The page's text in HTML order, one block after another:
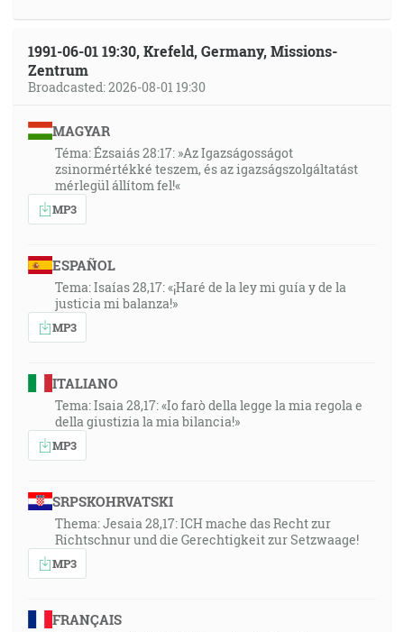
1991-06-01 19:30, Krefeld, Germany, Missions-
Zentrum
Broadcasted: 2026-08-01 19:30
MAGYAR
Téma: Ézsaiás 28:17: »Az Igazságosságot
zsinormértékké teszem, és az igazságszolgáltatást
mérlegül állítom fel!«
MP3
ESPAÑOL
Tema: Isaías 28,17: «¡Haré de la ley mi guía y de la
justicia mi balanza!»
MP3
ITALIANO
Tema: Isaia 28,17: «Io farò della legge la mia regola e
della giustizia la mia bilancia!»
MP3
SRPSKOHRVATSKI
Thema: Jesaia 28,17: ICH mache das Recht zur
Richtschnur und die Gerechtigkeit zur Setzwaage!
MP3
FRANÇAIS